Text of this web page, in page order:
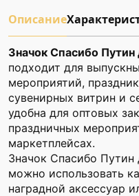
Описание
Значок Спасибо
подходит для
мероприятий,
сувенирных витрин и
удобна для оптовых
праздничных
маркетплейсах.
Значок Спасибо
можно использовать
наградной аксессуар